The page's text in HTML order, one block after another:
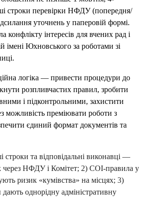
строки перевірки НФДУ (попередня/
уточнень у паперовій формі.
конфлікту інтересів для вчених рад і
імені Юхновського за роботами зі
логіка — привести процедури до
розпливчастих правил, зробити
і підконтрольними, захистити
можливість преміювати роботи з
єдиний формат документів та
строки та відповідальні виконавці —
НФДУ і Комітет; 2) COI-правила у
ризик «кумівства» на місцях; 3)
однорідну адміністративну